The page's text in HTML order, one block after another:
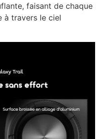
faisant de chaque
à travers le ciel